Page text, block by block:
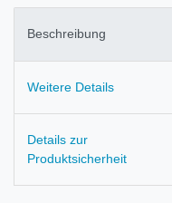
Beschreibung
Weitere Details
Details zur
Produktsicherheit